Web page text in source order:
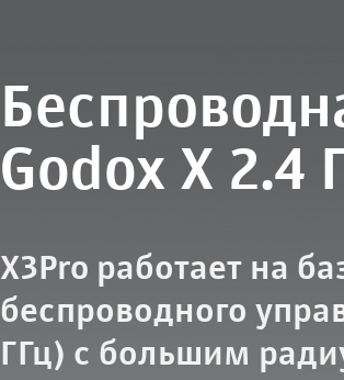
Godox X 2.4
X3Pro работает на
беспроводного
ГГц) с большим